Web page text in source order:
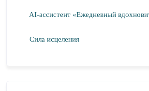
AI-ассистент «Ежедневный
Сила исцеления